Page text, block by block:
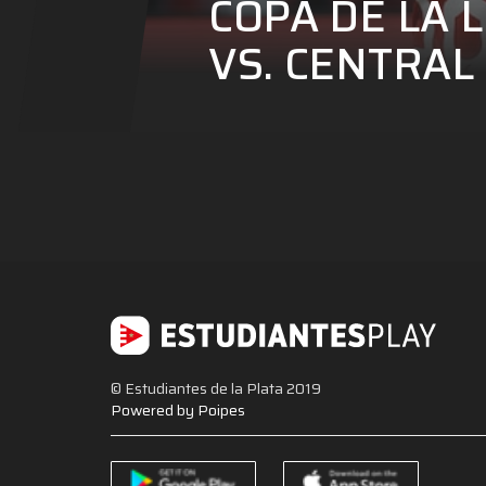
COPA DE LA
VS.
© Estudiantes de la Plata 2019
Powered by Poipes